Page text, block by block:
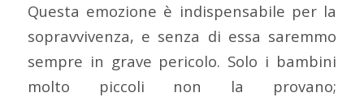
Questa emozione è indispensabile per la
sopravvivenza, e senza di essa saremmo
sempre in grave pericolo. Solo i bambini
molto piccoli non la provano;